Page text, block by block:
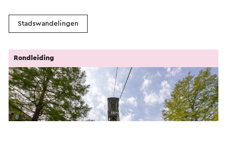
Stadswandelingen
Rondleiding